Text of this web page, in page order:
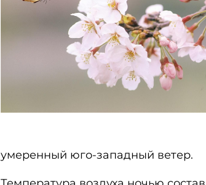
умеренный юго-западный ветер.